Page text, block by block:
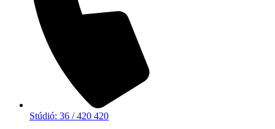
Stúdió: 36 / 420 420